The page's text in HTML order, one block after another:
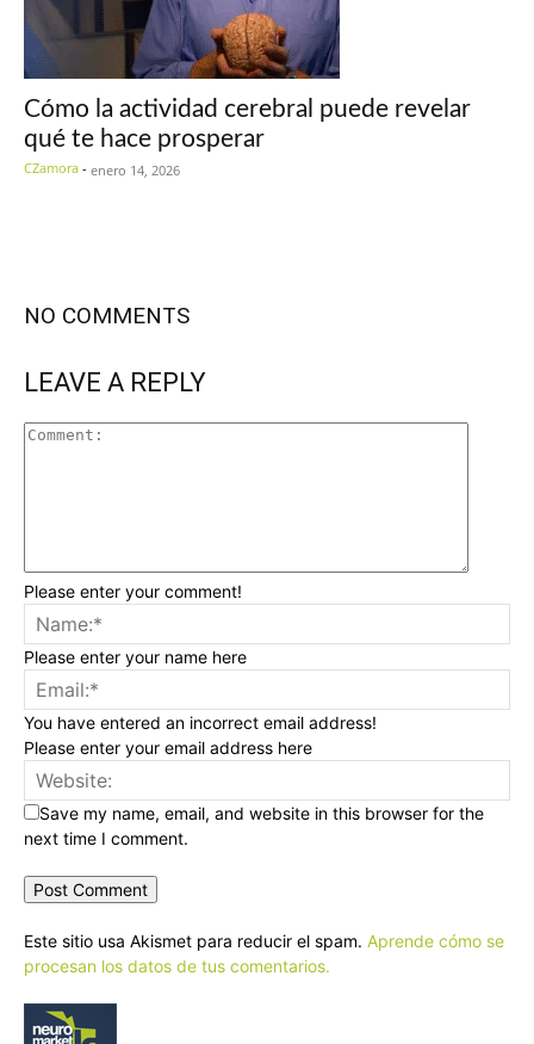
Cómo la actividad cerebral puede revelar
qué te hace prosperar
CZamora - enero 14, 2026
NO COMMENTS
LEAVE A REPLY
Please enter your comment!
Please enter your name here
You have entered an incorrect email address!
Please enter your email address here
Save my name, email, and website in this browser for the
next time I comment.
Este sitio usa Akismet para reducir el spam. Aprende cómo se
procesan los datos de tus comentarios.